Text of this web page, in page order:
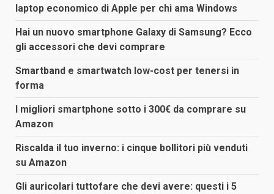
laptop economico di Apple per chi ama Windows
Hai un nuovo smartphone Galaxy di Samsung? Ecco
gli accessori che devi comprare
Smartband e smartwatch low-cost per tenersi in
forma
I migliori smartphone sotto i 300€ da comprare su
Amazon
Riscalda il tuo inverno: i cinque bollitori più venduti
su Amazon
Gli auricolari tuttofare che devi avere: questi i 5